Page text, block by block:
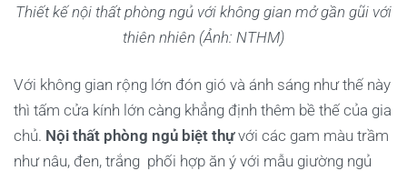
Thiết kế nội thất phòng ngủ với không gian mở gần gũi với
thiên nhiên (Ảnh: NTHM)
Với không gian rộng lớn đón gió và ánh sáng như thế này
thì tấm cửa kính lớn càng khẳng định thêm bề thế của gia
chủ. Nội thất phòng ngủ biệt thựvới các gam màu trầm
như nâu, đen, trắng phối hợp ăn ý với mẫu giường ngủ